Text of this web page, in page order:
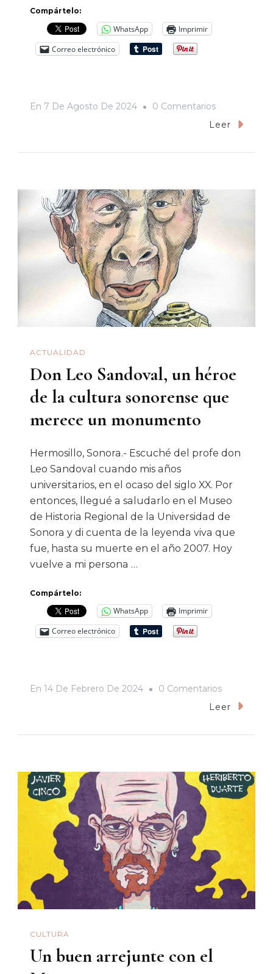
Compártelo:
WhatsApp
Imprimir
Correo electrónico
En 7 De Agosto De 2024 0 ComentariosEn
De
Leer
ACTUALIDAD
Don Leo Sandoval, un héroe
de la cultura sonorense que
merece un monumento
Hermosillo, Sonora.- Escuché del profe don
Leo Sandoval cuando mis años
universitarios, en el ocaso del siglo XX. Por
entonces, llegué a saludarlo en el Museo
de Historia Regional de la Universidad de
Sonora y di cuenta de la leyenda viva que
fue, hasta su muerte en el año 2007. Hoy
vuelve a mi persona …
Compártelo:
WhatsApp
Imprimir
Correo electrónico
En 14 De Febrero De 2024 0 ComentariosEn
Don
Héroe
De
Merece
Un
Leer
CULTURA
Un buen arrejunte con el